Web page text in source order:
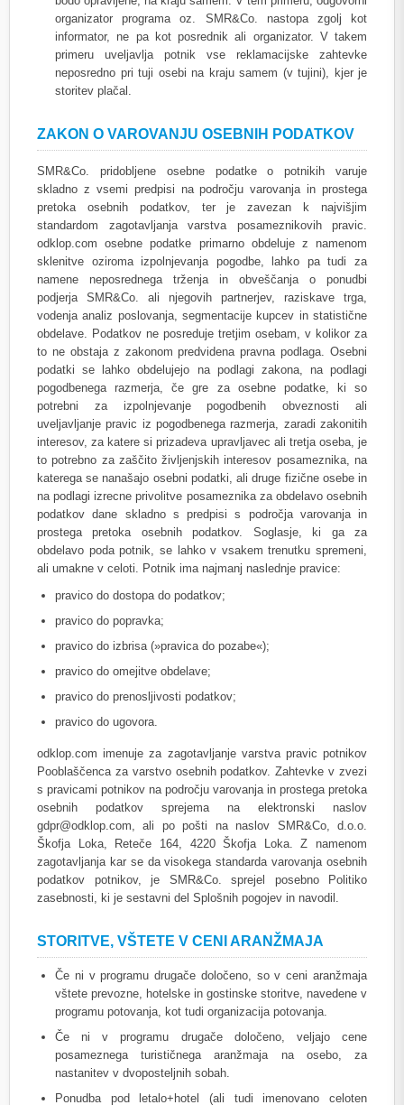
organizator programa oz. SMR&Co. nastopa zgolj kot
informator, ne pa kot posrednik ali organizator. V takem
primeru uveljavlja potnik vse reklamacijske zahtevke
neposredno pri tuji osebi na kraju samem (v tujini), kjer je
storitev plačal.
ZAKON O VAROVANJU OSEBNIH PODATKOV
SMR&Co. pridobljene osebne podatke o potnikih varuje
skladno z vsemi predpisi na področju varovanja in prostega
pretoka osebnih podatkov, ter je zavezan k najvišjim
standardom zagotavljanja varstva posameznikovih pravic.
odklop.com osebne podatke primarno obdeluje z namenom
sklenitve oziroma izpolnjevanja pogodbe, lahko pa tudi za
namene neposrednega trženja in obveščanja o ponudbi
podjerja SMR&Co. ali njegovih partnerjev, raziskave trga,
vodenja analiz poslovanja, segmentacije kupcev in statistične
obdelave. Podatkov ne posreduje tretjim osebam, v kolikor za
to ne obstaja z zakonom predvidena pravna podlaga. Osebni
podatki se lahko obdelujejo na podlagi zakona, na podlagi
pogodbenega razmerja, če gre za osebne podatke, ki so
potrebni za izpolnjevanje pogodbenih obveznosti ali
uveljavljanje pravic iz pogodbenega razmerja, zaradi zakonitih
interesov, za katere si prizadeva upravljavec ali tretja oseba, je
to potrebno za zaščito življenjskih interesov posameznika, na
katerega se nanašajo osebni podatki, ali druge fizične osebe in
na podlagi izrecne privolitve posameznika za obdelavo osebnih
podatkov dane skladno s predpisi s področja varovanja in
prostega pretoka osebnih podatkov. Soglasje, ki ga za
obdelavo poda potnik, se lahko v vsakem trenutku spremeni,
ali umakne v celoti. Potnik ima najmanj naslednje pravice:
pravico do dostopa do podatkov;
pravico do popravka;
pravico do izbrisa (»pravica do pozabe«);
pravico do omejitve obdelave;
pravico do prenosljivosti podatkov;
pravico do ugovora.
odklop.com imenuje za zagotavljanje varstva pravic potnikov
Pooblaščenca za varstvo osebnih podatkov. Zahtevke v zvezi
s pravicami potnikov na področju varovanja in prostega pretoka
osebnih podatkov sprejema na elektronski naslov
gdpr@odklop.com, ali po pošti na naslov SMR&Co, d.o.o.
Škofja Loka, Reteče 164, 4220 Škofja Loka. Z namenom
zagotavljanja kar se da visokega standarda varovanja osebnih
podatkov potnikov, je SMR&Co. sprejel posebno Politiko
zasebnosti, ki je sestavni del Splošnih pogojev in navodil.
STORITVE, VŠTETE V CENI ARANŽMAJA
Če ni v programu drugače določeno, so v ceni aranžmaja
vštete prevozne, hotelske in gostinske storitve, navedene v
programu potovanja, kot tudi organizacija potovanja.
Če ni v programu drugače določeno, veljajo cene
posameznega turističnega aranžmaja na osebo, za
nastanitev v dvoposteljnih sobah.
Ponudba pod letalo+hotel (ali tudi imenovano celoten